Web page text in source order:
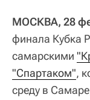
МОСКВА, 28
финала Кубка
самарскими
"Спартаком",
среду в